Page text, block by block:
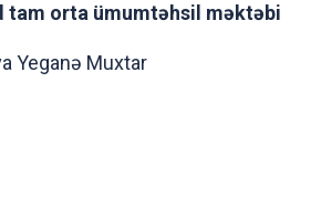
tam orta ümumtəhsil məktəbi
Yeganə Muxtar